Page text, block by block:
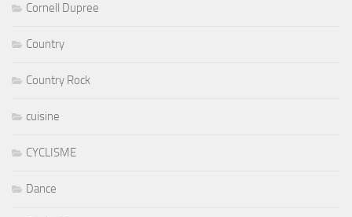
Cornell Dupree
Country
Country Rock
cuisine
CYCLISME
Dance